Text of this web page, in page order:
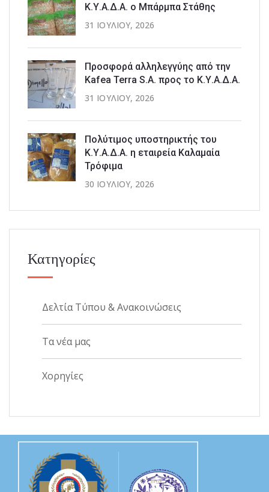
Κ.Υ.Α.Δ.Α. ο Μπάρμπα Στάθης
31 ΙΟΥΛΊΟΥ, 2026
Προσφορά αλληλεγγύης από την
Kafea Terra S.A. προς το Κ.Υ.Α.Δ.Α.
31 ΙΟΥΛΊΟΥ, 2026
Πολύτιμος υποστηρικτής του
Κ.Υ.Α.Δ.Α. η εταιρεία Καλαμαία
Τρόφιμα
30 ΙΟΥΛΊΟΥ, 2026
Κατηγορίες
Δελτία Τύπου & Ανακοινώσεις
Τα νέα μας
Χορηγίες